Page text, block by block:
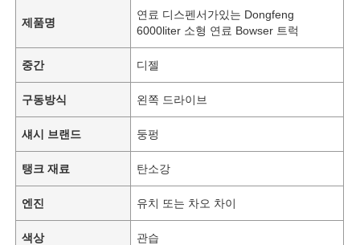
제품명
연료 디스펜서가있는 Dongfeng
6000liter 소형 연료 Bowser 트럭
중간 디젤
구동방식 왼쪽 드라이브
섀시 브랜드 둥펑
탱크 재료 탄소강
엔진 유치 또는 차오 차이
색상 관습